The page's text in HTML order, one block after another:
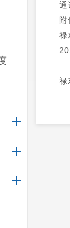
通
禄
禄